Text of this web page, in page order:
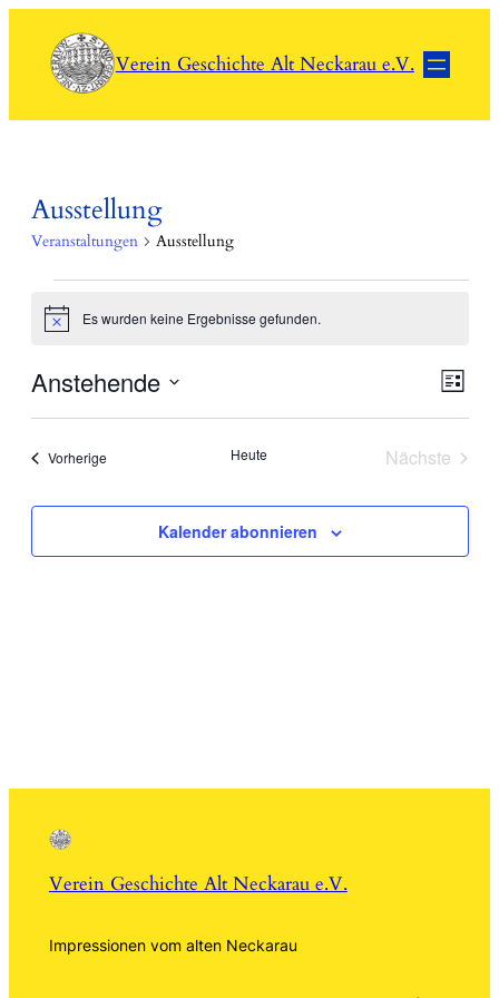
Verein Geschichte Alt Neckarau e.V.
Ausstellung
Veranstaltungen Ausstellung
Veranstaltungen
HinweisEs wurden keine Ergebnisse gefunden.
Liste
Anstehende
Datum
VorherigeVeranstaltungen Heute
Nächste
Kalender abonnieren
Verein Geschichte Alt Neckarau e.V.
Impressionen vom alten Neckarau